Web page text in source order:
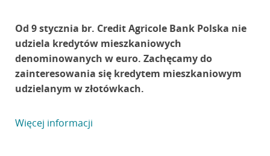
Od 9 stycznia br. Credit Agricole Bank Polska nie
udziela kredytów mieszkaniowych
denominowanych w euro. Zachęcamy do
zainteresowania się kredytem mieszkaniowym
udzielanym w złotówkach.
Więcej informacji